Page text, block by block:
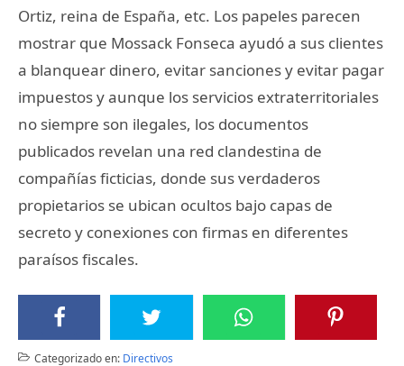
Ortiz, reina de España, etc. Los papeles parecen
mostrar que Mossack Fonseca ayudó a sus clientes
a blanquear dinero, evitar sanciones y evitar pagar
impuestos y aunque los servicios extraterritoriales
no siempre son ilegales, los documentos
publicados revelan una red clandestina de
compañías ficticias, donde sus verdaderos
propietarios se ubican ocultos bajo capas de
secreto y conexiones con firmas en diferentes
paraísos fiscales.
Categorizado en: Directivos